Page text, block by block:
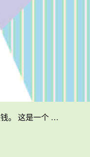
钱。 这是一个 …